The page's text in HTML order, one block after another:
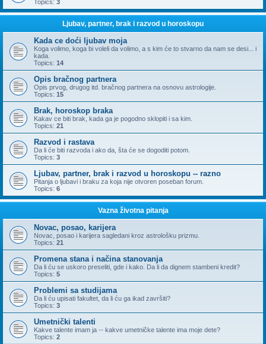
Topics: 3
Ljubav, partner, brak i razvod u horoskopu
Kada ce doći ljubav moja
Koga volimo, koga bi voleli da volimo, a s kim će to stvarno da nam se desi... i
kada.
Topics: 14
Opis bračnog partnera
Opis prvog, drugog itd. bračnog partnera na osnovu astrologije.
Topics: 15
Brak, horoskop braka
Kakav ce biti brak, kada ga je pogodno sklopiti i sa kim.
Topics: 21
Razvod i rastava
Da li će biti razvoda i ako da, šta će se dogoditi potom.
Topics: 3
Ljubav, partner, brak i razvod u horoskopu -- razno
Pitanja o ljubavi i braku za koja nije otvoren poseban forum.
Topics: 6
Vazna životna pitanja
Novac, posao, karijera
Novac, posao i karijera sagledani kroz astrološku prizmu.
Topics: 21
Promena stana i načina stanovanja
Da li ću se uskoro preseliti, gde i kako. Da li da dignem stambeni kredit?
Topics: 5
Problemi sa studijama
Da li ću upisati fakultet, da li ću ga ikad završiti?
Topics: 3
Umetnički talenti
Kakve talente imam ja -- kakve umetničke talente ima moje dete?
Topics: 2